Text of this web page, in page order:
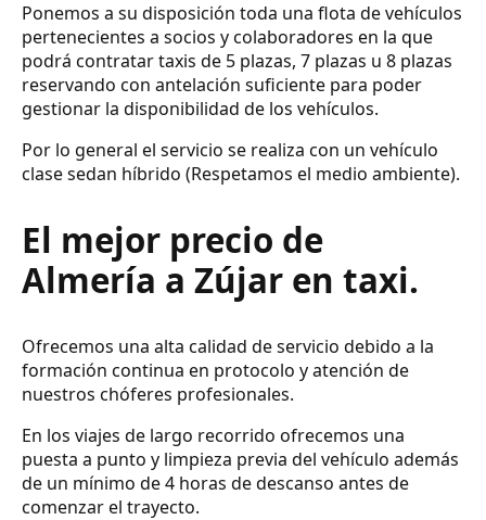
Ponemos a su disposición toda una flota de vehículos
pertenecientes a socios y colaboradores en la que
podrá contratar taxis de 5 plazas, 7 plazas u 8 plazas
reservando con antelación suficiente para poder
gestionar la disponibilidad de los vehículos.
Por lo general el servicio se realiza con un vehículo
clase sedan híbrido (Respetamos el medio ambiente).
El mejor precio de
Almería a Zújar en taxi.
Ofrecemos una alta calidad de servicio debido a la
formación continua en protocolo y atención de
nuestros chóferes profesionales.
En los viajes de largo recorrido ofrecemos una
puesta a punto y limpieza previa del vehículo además
de un mínimo de 4 horas de descanso antes de
comenzar el trayecto.